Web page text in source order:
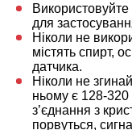
Використовуйте
для
Ніколи не
містять спирт,
датчика.
Ніколи не
ньому є 128-320
з’єднання з
порвуться,